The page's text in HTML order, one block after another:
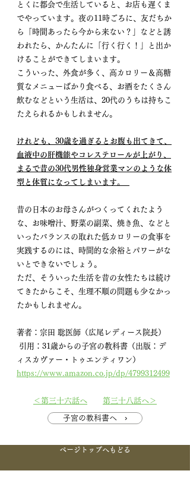
とくに都会で生活していると、お店も遅くま
でやっています。夜の11時ごろに、友だちか
ら「時間あったら今から来ない？」などと誘
われたら、かんたんに「行く行く！」と出か
けることができてしまいます。
こういった、外食が多く、高カロリー＆高糖
質なメニューばかり食べる、お酒をたくさん
飲むなどという生活は、20代のうちは持ちこ
たえられるかもしれません。
けれども、30歳を過ぎるとお腹も出てきて、
血液中の肝機能やコレステロールが上がり、
まるで昔の30代男性独身営業マンのような体
型と体質になってしまいます。
昔の日本のお母さんがつくってくれたよう
な、お味噌汁、野菜の副菜、焼き魚、などと
いったバランスの取れた低カロリーの食事を
実践するのには、時間的な余裕とパワーがな
いとできないでしょう。
ただ、そういった生活を昔の女性たちは続け
てきたからこそ、生理不順の問題も少なかっ
たかもしれません。
著者：宗田 聡医師（広尾レディース院長）
ィスカヴァー・トゥエンティワン）
https://www.amazon.co.jp/dp/4799312499
＜第三十六話へ 第三十八話へ＞
子宮の教科書へ ›
ページトップへもどる